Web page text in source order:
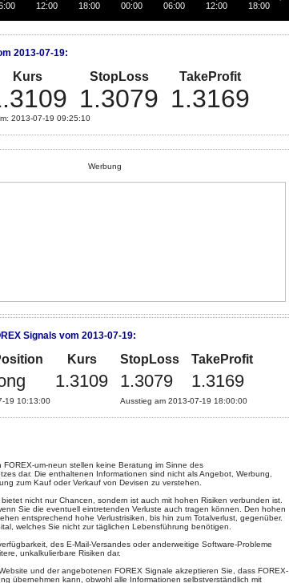
12:00 18:00 00:00 06:00 12:00 18:00
2013-07-19:
Kurs StopLoss TakeProfit
1.3079 1.3169
2013-07-19 09:25:10
Werbung
Signals vom 2013-07-19:
Kurs StopLoss TakeProfit
1.3109 1.3079 1.3169
19 10:13:00 Ausstieg am 2013-07-19 18:00:00
FOREX-um-neun stellen keine Beratung im Sinne des
dar. Die enthaltenen Informationen sind nicht als Angebot, Werbung,
zum Kauf oder Verkauf von Devisen zu verstehen.
nicht nur Chancen, sondern ist auch mit hohen Risiken verbunden ist.
Sie die eventuell eintretenden Verluste auch tragen können. Den hohen
entsprechend hohe Verlustrisiken, bis hin zum Totalverlust, gegenüber.
welches Sie nicht zur täglichen Lebensführung benötigen.
des E-Mail-Versandes oder anderweitige Software-Probleme
unkalkulierbare Risiken dar.
und der angebotenen FOREX Signale akzeptieren Sie, dass FOREX-
übernehmen kann, obwohl alle Informationen selbstverständlich mit